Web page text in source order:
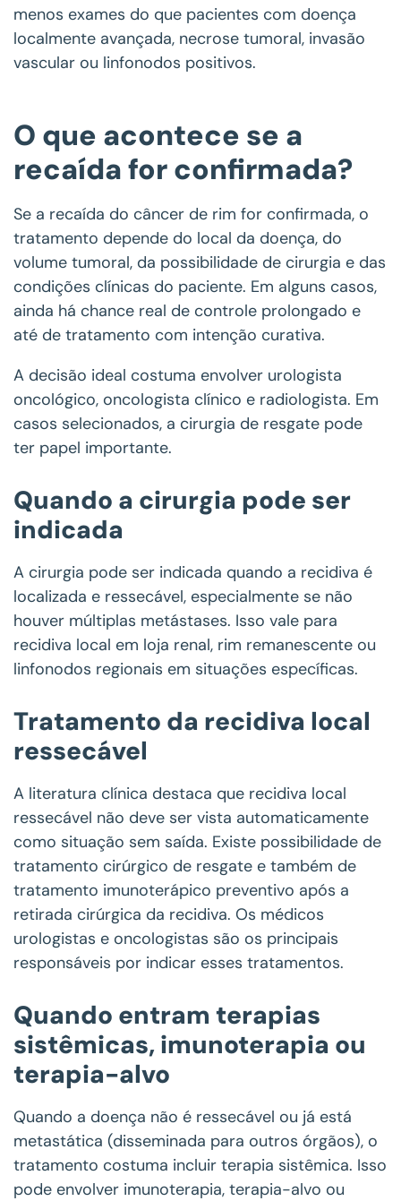
menos exames do que pacientes com doença
localmente avançada, necrose tumoral, invasão
vascular ou linfonodos positivos.
O que acontece se a
recaída for confirmada?
Se a recaída do câncer de rim for confirmada, o
tratamento depende do local da doença, do
volume tumoral, da possibilidade de cirurgia e das
condições clínicas do paciente. Em alguns casos,
ainda há chance real de controle prolongado e
até de tratamento com intenção curativa.
A decisão ideal costuma envolver urologista
oncológico, oncologista clínico e radiologista. Em
casos selecionados, a cirurgia de resgate pode
ter papel importante.
Quando a cirurgia pode ser
indicada
A cirurgia pode ser indicada quando a recidiva é
localizada e ressecável, especialmente se não
houver múltiplas metástases. Isso vale para
recidiva local em loja renal, rim remanescente ou
linfonodos regionais em situações específicas.
Tratamento da recidiva local
ressecável
A literatura clínica destaca que recidiva local
ressecável não deve ser vista automaticamente
como situação sem saída. Existe possibilidade de
tratamento cirúrgico de resgate e também de
tratamento imunoterápico preventivo após a
retirada cirúrgica da recidiva. Os médicos
urologistas e oncologistas são os principais
responsáveis por indicar esses tratamentos.
Quando entram terapias
sistêmicas, imunoterapia ou
terapia-alvo
Quando a doença não é ressecável ou já está
metastática (disseminada para outros órgãos), o
tratamento costuma incluir terapia sistêmica. Isso
pode envolver imunoterapia, terapia-alvo ou